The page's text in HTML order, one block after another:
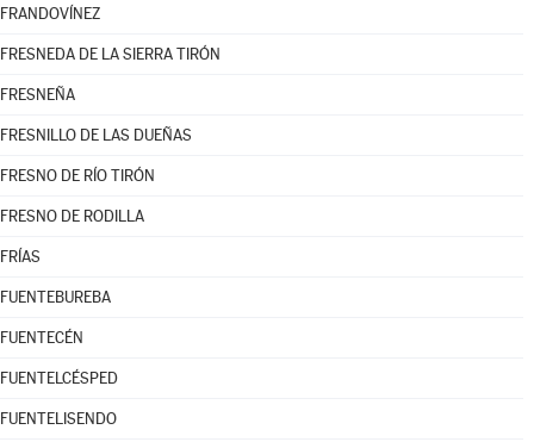
FRANDOVÍNEZ
FRESNEDA DE LA SIERRA TIRÓN
FRESNEÑA
FRESNILLO DE LAS DUEÑAS
FRESNO DE RÍO TIRÓN
FRESNO DE RODILLA
FRÍAS
FUENTEBUREBA
FUENTECÉN
FUENTELCÉSPED
FUENTELISENDO